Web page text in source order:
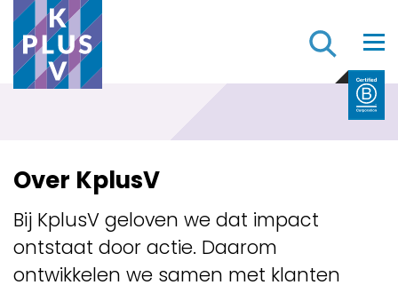
Over KplusV
Bij KplusV geloven we dat impact
ontstaat door actie. Daarom
ontwikkelen we samen met klanten